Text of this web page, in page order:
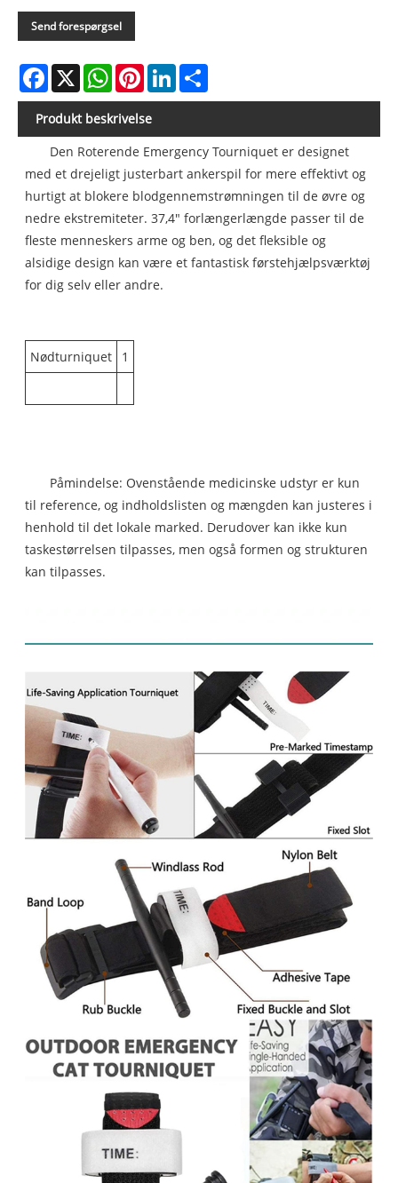
Send forespørgsel
Facebook
X WhatsAppPinterestLinkedIn
Produkt beskrivelse
Den Roterende Emergency Tourniquet er designet
med et drejeligt justerbart ankerspil for mere effektivt og
hurtigt at blokere blodgennemstrømningen til de øvre og
nedre ekstremiteter. 37,4" forlængerlængde passer til de
fleste menneskers arme og ben, og det fleksible og
alsidige design kan være et fantastisk førstehjælpsværktøj
for dig selv eller andre.
Nødturniquet 1
Påmindelse: Ovenstående medicinske udstyr er kun
til reference, og indholdslisten og mængden kan justeres i
henhold til det lokale marked. Derudover kan ikke kun
taskestørrelsen tilpasses, men også formen og strukturen
kan tilpasses.